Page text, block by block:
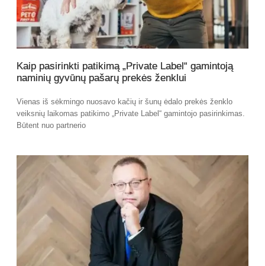
Kaip pasirinkti patikimą „Private Label“ gamintoją
naminių gyvūnų pašarų prekės ženklui
Vienas iš sėkmingo nuosavo kačių ir šunų ėdalo prekės ženklo
veiksnių laikomas patikimo „Private Label“ gamintojo pasirinkimas.
Būtent nuo partnerio